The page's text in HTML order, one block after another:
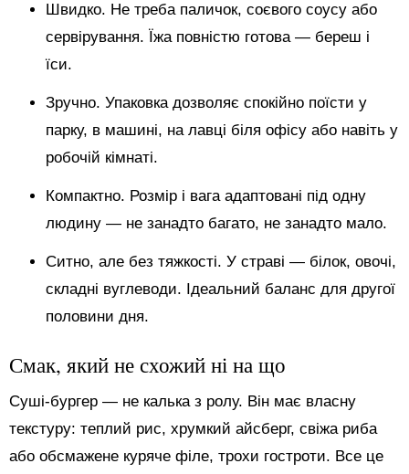
Швидко. Не треба паличок, соєвого соусу або
сервірування. Їжа повністю готова — береш і
їси.
Зручно. Упаковка дозволяє спокійно поїсти у
парку, в машині, на лавці біля офісу або навіть у
робочій кімнаті.
Компактно. Розмір і вага адаптовані під одну
людину — не занадто багато, не занадто мало.
Ситно, але без тяжкості. У страві — білок, овочі,
складні вуглеводи. Ідеальний баланс для другої
половини дня.
Смак, який не схожий ні на що
Суші-бургер — не калька з ролу. Він має власну
текстуру: теплий рис, хрумкий айсберг, свіжа риба
або обсмажене куряче філе, трохи гостроти. Все це